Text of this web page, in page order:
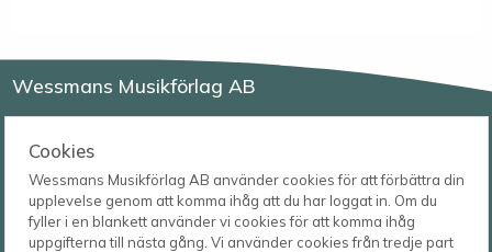
Cookies
Wessmans Musikförlag AB använder cookies för att förbättra din
upplevelse genom att komma ihåg att du har loggat in. Om du
fyller i en blankett använder vi cookies för att komma ihåg
uppgifterna till nästa gång. Vi använder cookies från tredje part
Wessmans Musikförlag AB
Leverans- och besöksadress
Bingebygatan 11 B
Postadress
Box 1253
621 23 VISBY
0498-22 61 32
E-post
order@wessmans.com